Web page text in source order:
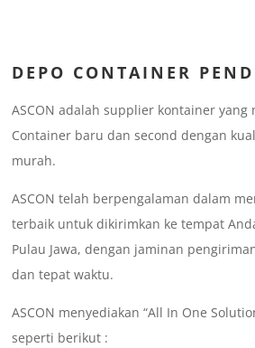
DEPO CONTAINER
ASCON adalah supplier kontainer yang
Container baru dan second dengan
murah.
ASCON telah berpengalaman dalam
terbaik untuk dikirimkan ke tempat
Pulau Jawa, dengan jaminan
dan tepat waktu.
ASCON menyediakan “All In One
seperti berikut :